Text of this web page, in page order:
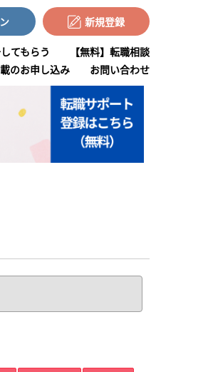
新規登録
てもらう
【無料】転職相談
のお申し込み お問い合わせ